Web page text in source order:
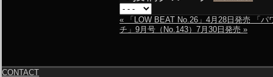
« 「LOW BEAT No.26」4月28日発売 「パ
チ」9月号（No.143）7月30日発売»
CONTACT